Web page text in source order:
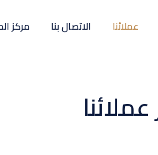
عملائنا الاتصال بنا مركز
عملائنا